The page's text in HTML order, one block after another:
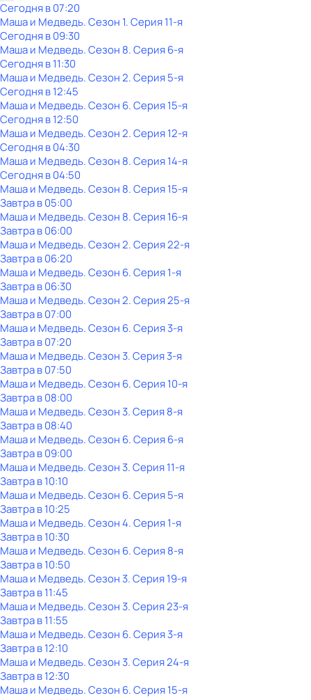
Сегодня в 07:20
Маша и Медведь. Сезон 1. Серия 11-я
Сегодня в 09:30
Маша и Медведь. Сезон 8. Серия 6-я
Сегодня в 11:30
Маша и Медведь. Сезон 2. Серия 5-я
Сегодня в 12:45
Маша и Медведь. Сезон 6. Серия 15-я
Сегодня в 12:50
Маша и Медведь. Сезон 2. Серия 12-я
Сегодня в 04:30
Маша и Медведь. Сезон 8. Серия 14-я
Сегодня в 04:50
Маша и Медведь. Сезон 8. Серия 15-я
Завтра в 05:00
Маша и Медведь. Сезон 8. Серия 16-я
Завтра в 06:00
Маша и Медведь. Сезон 2. Серия 22-я
Завтра в 06:20
Маша и Медведь. Сезон 6. Серия 1-я
Завтра в 06:30
Маша и Медведь. Сезон 2. Серия 25-я
Завтра в 07:00
Маша и Медведь. Сезон 6. Серия 3-я
Завтра в 07:20
Маша и Медведь. Сезон 3. Серия 3-я
Завтра в 07:50
Маша и Медведь. Сезон 6. Серия 10-я
Завтра в 08:00
Маша и Медведь. Сезон 3. Серия 8-я
Завтра в 08:40
Маша и Медведь. Сезон 6. Серия 6-я
Завтра в 09:00
Маша и Медведь. Сезон 3. Серия 11-я
Завтра в 10:10
Маша и Медведь. Сезон 6. Серия 5-я
Завтра в 10:25
Маша и Медведь. Сезон 4. Серия 1-я
Завтра в 10:30
Маша и Медведь. Сезон 6. Серия 8-я
Завтра в 10:50
Маша и Медведь. Сезон 3. Серия 19-я
Завтра в 11:45
Маша и Медведь. Сезон 3. Серия 23-я
Завтра в 11:55
Маша и Медведь. Сезон 6. Серия 3-я
Завтра в 12:10
Маша и Медведь. Сезон 3. Серия 24-я
Завтра в 12:30
Маша и Медведь. Сезон 6. Серия 15-я